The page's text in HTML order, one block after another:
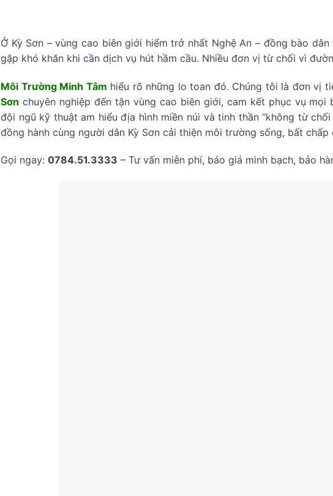
Ở Kỳ Sơn – vùng cao biên giới hiểm trở nhất Nghệ An – đồng bào
gặp khó khăn khi cần dịch vụ hút hầm cầu. Nhiều đơn vị từ chối vì
Môi Trường Minh Tâm hiểu rõ những lo toan đó. Chúng tôi là đơn vị
Sơn chuyên nghiệp đến tận vùng cao biên giới, cam kết phục vụ mọi
đội ngũ kỹ thuật am hiểu địa hình miền núi và tinh thần “không từ
đồng hành cùng người dân Kỳ Sơn cải thiện môi trường sống, bất
Gọi ngay: 0784.51.3333 – Tư vấn miễn phí, báo giá minh bạch, bảo